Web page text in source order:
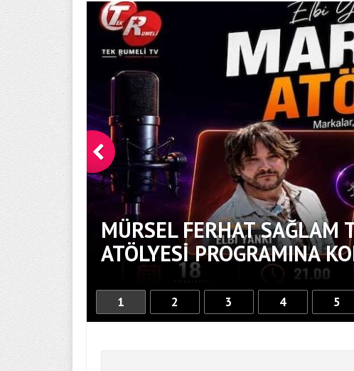
MÜRSEL FERHAT SAĞLAM
ATÖLYESI PROGRAMINA
1 2 3 4 5